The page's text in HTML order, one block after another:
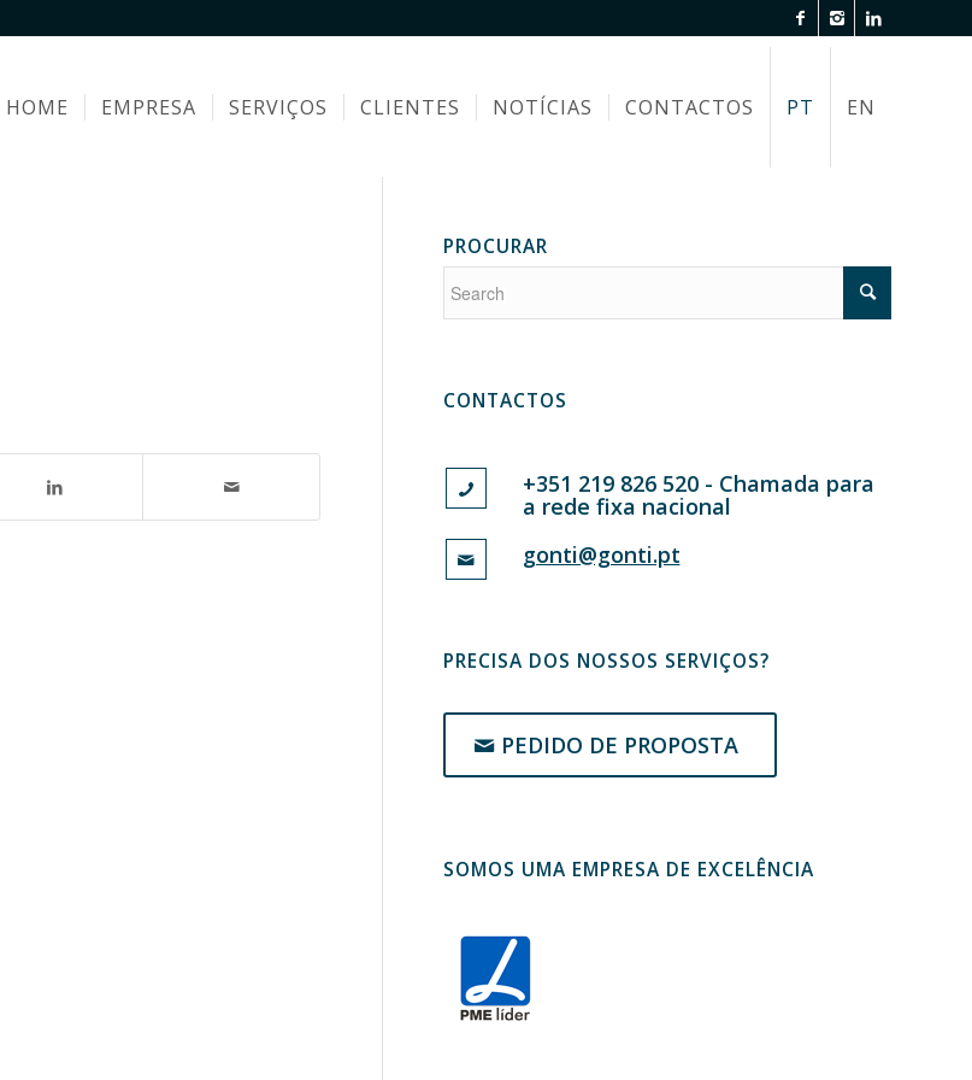
HOME EMPRESA SERVIÇOS CLIENTES NOTÍCIAS CONTACTOS PT EN
PROCURAR
CONTACTOS
+351 219 826 520 - Chamada para
a rede fixa nacional
gonti@gonti.pt
PRECISA DOS NOSSOS SERVIÇOS?
PEDIDO DE PROPOSTA
SOMOS UMA EMPRESA DE EXCELÊNCIA